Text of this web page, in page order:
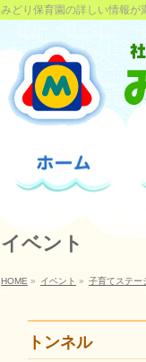
みどり保育園の詳しい情報が
イベント
HOME » イベント » 子育てステー
トンネル